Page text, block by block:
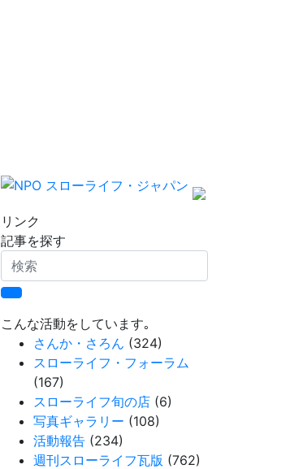
リンク
記事を探す
検
索
こんな活動をしています｡
さんか・さろん (324)
スローライフ・フォーラム
(167)
スローライフ旬の店 (6)
写真ギャラリー (108)
活動報告 (234)
週刊スローライフ瓦版 (762)